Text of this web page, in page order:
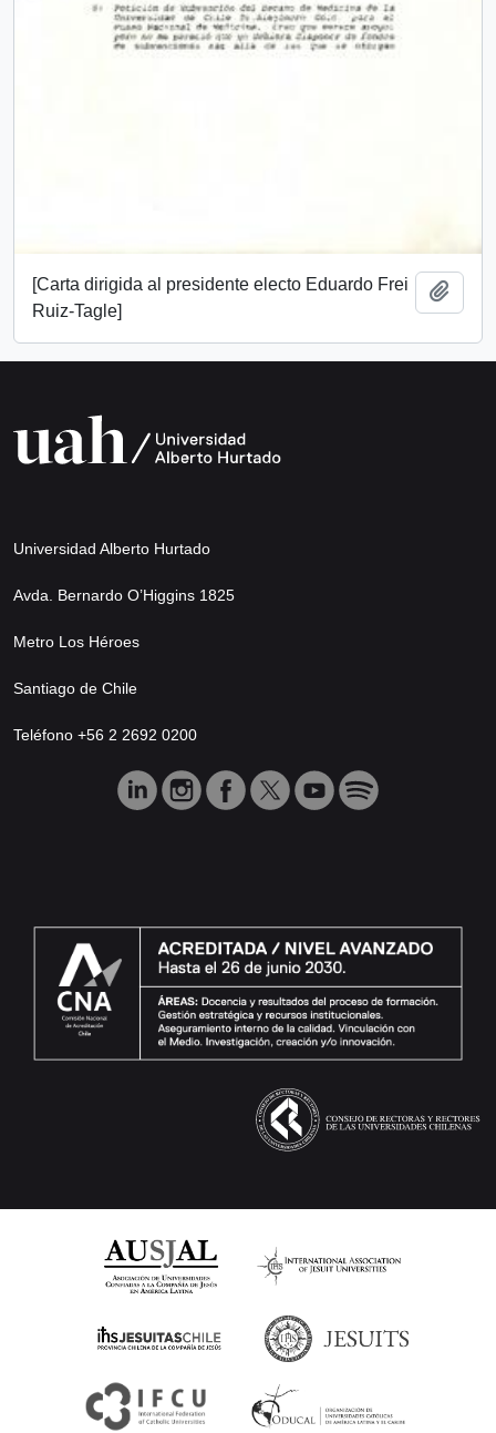
[Carta dirigida al presidente electo Eduardo Frei
Ruiz-Tagle]
Universidad Alberto Hurtado
Avda. Bernardo O’Higgins 1825
Metro Los Héroes
Santiago de Chile
Teléfono +56 2 2692 0200